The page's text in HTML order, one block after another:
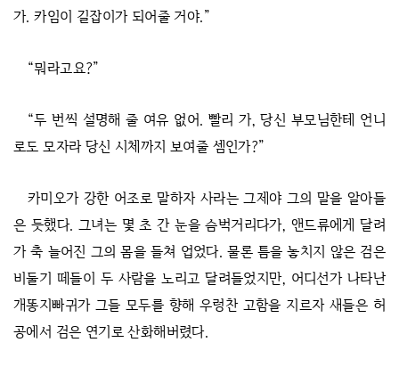
가. 카임이 길잡이가 되어줄 거야.”
“뭐라고요?”
“두 번씩 설명해 줄 여유 없어. 빨리 가, 당신 부모님한테 언니
로도 모자라 당신 시체까지 보여줄 셈인가?”
카미오가 강한 어조로 말하자 사라는 그제야 그의 말을 알아들
은 듯했다. 그녀는 몇 초 간 눈을 슴벅거리다가, 앤드류에게 달려
가 축 늘어진 그의 몸을 들쳐 업었다. 물론 틈을 놓치지 않은 검은
비둘기 떼들이 두 사람을 노리고 달려들었지만, 어디선가 나타난
개똥지빠귀가 그들 모두를 향해 우렁찬 고함을 지르자 새들은 허
공에서 검은 연기로 산화해버렸다.